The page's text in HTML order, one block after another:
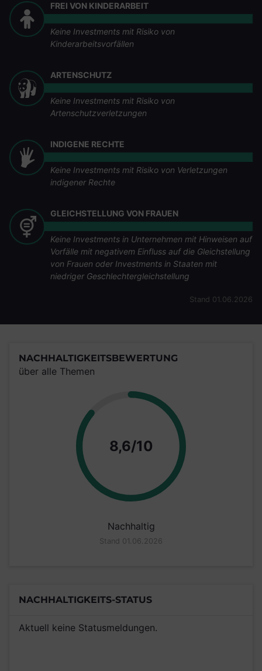
FREI VON KINDERARBEIT
Keine Investments mit Risiko von
Kinderarbeitsvorfällen
ARTENSCHUTZ
Keine Investments mit Risiko von
Artenschutzverletzungen
INDIGENE RECHTE
Keine Investments mit Risiko von Verletzungen
indigener Rechte
GLEICHSTELLUNG VON FRAUEN
Keine Investments in Unternehmen mit Hinweisen auf
Vorfälle mit negativem Einfluss auf die Gleichstellung
von Frauen oder Investments in Staaten mit
niedriger Geschlechtergleichstellung
Stand 01.06.2026
NACHHALTIGKEITSBEWERTUNG
über alle Themen
8,6/10 Punkte
Nachhaltig
Stand 01.06.2026
NACHHALTIGKEITS-STATUS
Aktuell keine Statusmeldungen.